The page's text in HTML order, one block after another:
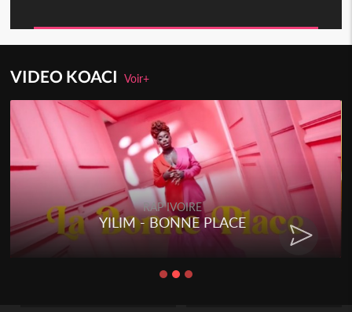
VIDEO KOACIVoir+
RAP IVOIRE
YILIM - BONNE PLACE